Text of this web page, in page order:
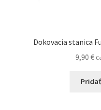
Dokovacia stanica
9,90 €